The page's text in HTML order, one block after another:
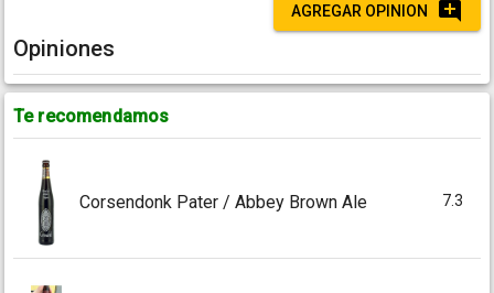
AGREGAR OPINION
Opiniones
Te recomendamos
Corsendonk Pater / Abbey Brown Ale 7.3